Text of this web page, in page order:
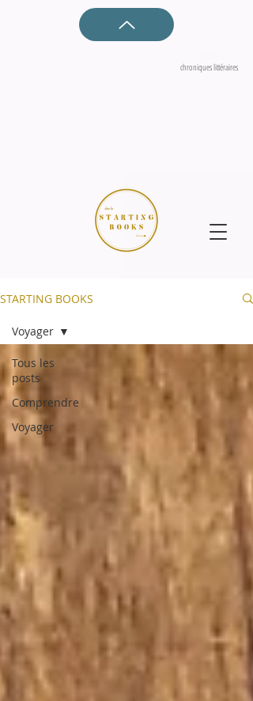
chroniques littéraires
STARTING BOOKS
Tous les
posts
Comprendre
Voyager
Voyager